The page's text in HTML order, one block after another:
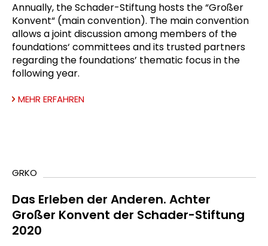
Annually, the Schader-Stiftung hosts the “Großer
Konvent“ (main convention). The main convention
allows a joint discussion among members of the
foundations‘ committees and its trusted partners
regarding the foundations’ thematic focus in the
following year.
MEHR ERFAHREN
GRKO
Das Erleben der Anderen. Achter
Großer Konvent der Schader-Stiftung
2020